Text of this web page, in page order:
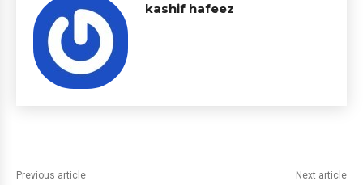
kashif hafeez
Previous article Next article